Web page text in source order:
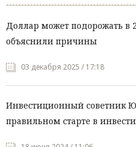
Доллар может подорожать в
объяснили причины
03 декабря 2025 / 17:18
Инвестиционный советник
правильном старте в